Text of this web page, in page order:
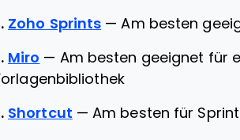
Zoho Sprints —Am besten
Miro — Am besten geeignet für
Shortcut —Am besten für